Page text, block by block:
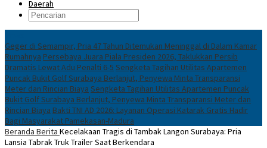
Daerah
Geger di Semampir, Pria 47 Tahun Ditemukan Meninggal di Dalam Kamar
Rumahnya Persebaya Juara Piala Presiden 2026, Taklukkan Persib
Dramatis Lewat Adu Penalti 6-5 Sengketa Tagihan Utilitas Apartemen
Puncak Bukit Golf Surabaya Berlanjut, Penyewa Minta Transparansi
Meter dan Rincian Biaya Sengketa Tagihan Utilitas Apartemen Puncak
Bukit Golf Surabaya Berlanjut, Penyewa Minta Transparansi Meter dan
Rincian Biaya Bakti TNI AD 2026: Layanan Operasi Katarak Gratis Hadir
Bagi Masyarakat Pamekasan-Madura
Beranda Berita Kecelakaan Tragis di Tambak Langon Surabaya: Pria
Lansia Tabrak Truk Trailer Saat Berkendara